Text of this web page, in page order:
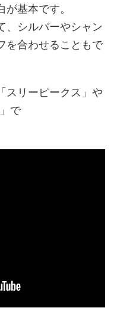
基本です。
、シルバーやシャン
を合わせることもで
スリーピークス」や
で